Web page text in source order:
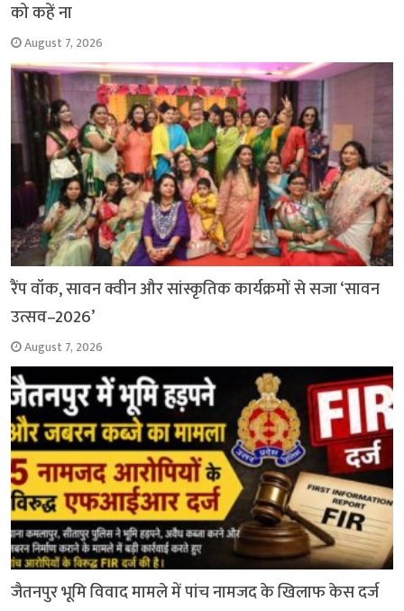
को कहें ना
August 7, 2026
रैंप वॉक, सावन क्वीन और सांस्कृतिक कार्यक्रमों से सजा ‘सावन
उत्सव–2026’
August 7, 2026
जैतनपुर भूमि विवाद मामले में पांच नामजद के खिलाफ केस दर्ज